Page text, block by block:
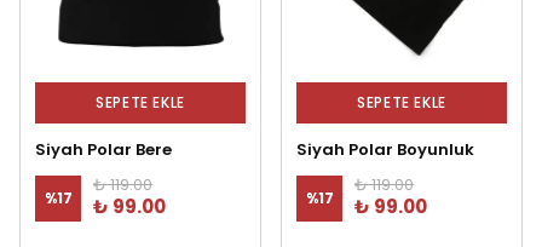
SEPETE EKLE
Siyah Polar Bere
%17
₺ 119.00
₺ 99.00
SEPETE EKLE
Siyah Polar Boyunluk
%17
₺ 119.00
₺ 99.00